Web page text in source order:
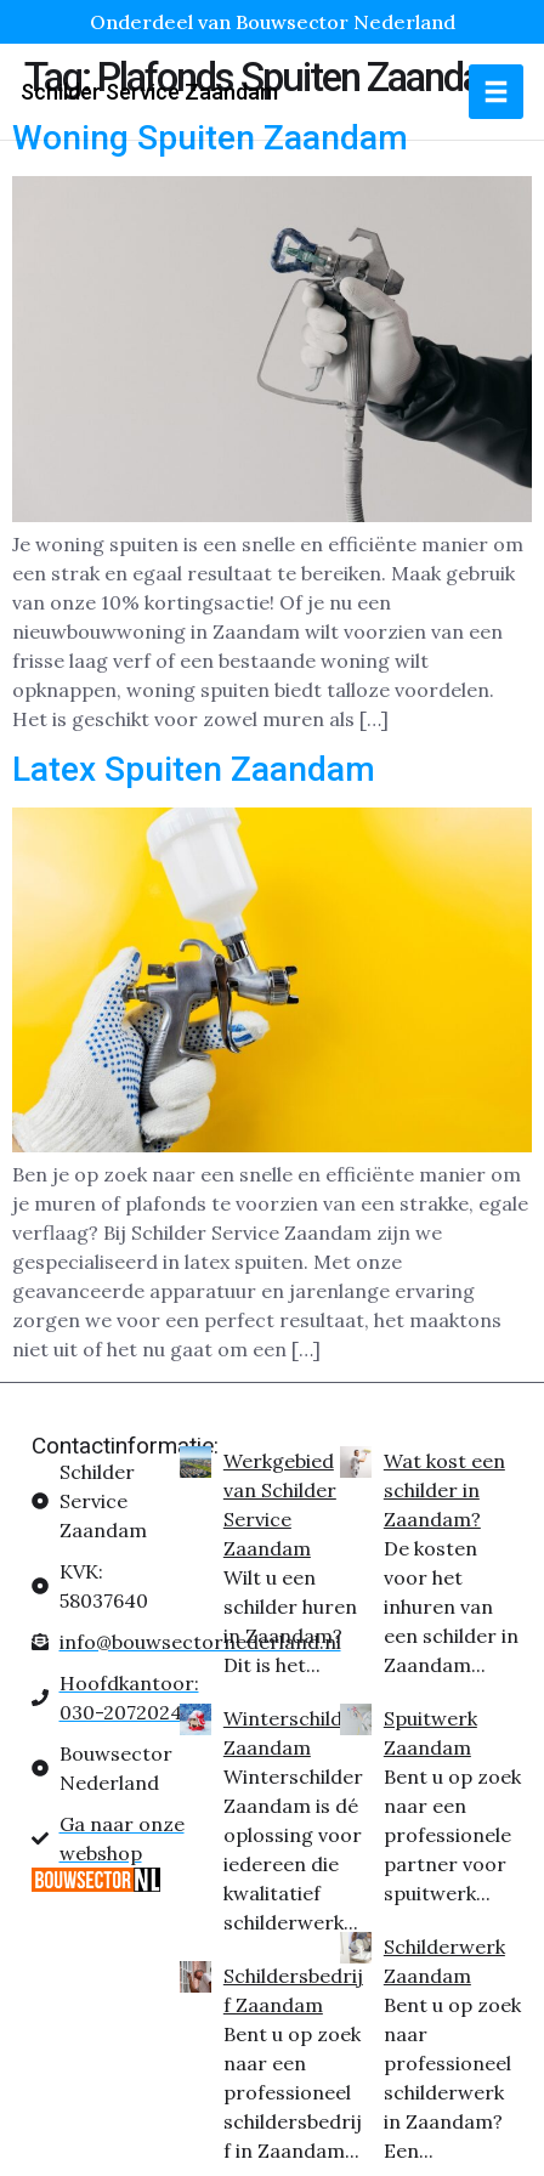
Onderdeel van Bouwsector Nederland
Schilder Service Zaandam
Tag:Plafonds Spuiten Zaandam
Woning Spuiten Zaandam
Je woning spuiten is een snelle en efficiënte manier om
een strak en egaal resultaat te bereiken. Maak gebruik
van onze 10% kortingsactie! Of je nu een
nieuwbouwwoning in Zaandam wilt voorzien van een
frisse laag verf of een bestaande woning wilt
opknappen, woning spuiten biedt talloze voordelen.
Het is geschikt voor zowel muren als […]
Latex Spuiten Zaandam
Ben je op zoek naar een snelle en efficiënte manier om
je muren of plafonds te voorzien van een strakke, egale
verflaag? Bij Schilder Service Zaandam zijn we
gespecialiseerd in latex spuiten. Met onze
geavanceerde apparatuur en jarenlange ervaring
zorgen we voor een perfect resultaat, het maaktons
niet uit of het nu gaat om een […]
Contactinformatie:
Schilder
Service
Zaandam
KVK:
58037640
info@bouwsectornederland.nl
Hoofdkantoor:
030-2072024
Bouwsector
Nederland
Ga naar onze
webshop
Werkgebied
van Schilder
Service
Zaandam
Wilt u een
schilder huren
in Zaandam?
Dit is het...
Winterschilder
Zaandam
Winterschilder
Zaandam is dé
oplossing voor
iedereen die
kwalitatief
schilderwerk...
Schildersbedrij
f Zaandam
Bent u op zoek
naar een
professioneel
schildersbedrij
f in Zaandam...
Wat kost een
schilder in
Zaandam?
De kosten
voor het
inhuren van
een schilder in
Zaandam...
Spuitwerk
Zaandam
Bent u op zoek
naar een
professionele
partner voor
spuitwerk...
Schilderwerk
Zaandam
Bent u op zoek
naar
professioneel
schilderwerk
in Zaandam?
Een...